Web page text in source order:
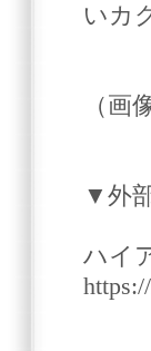
いカ
（画
▼外
ハイ